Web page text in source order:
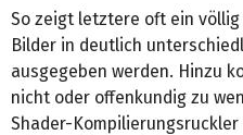
So zeigt letztere oft ein völlig
Bilder in deutlich
ausgegeben werden. Hinzu
nicht oder offenkundig zu
Shader-